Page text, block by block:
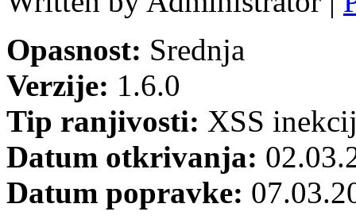
Opasnost: Srednja
Verzije: 1.6.0
Tip ranjivosti: XSS
Datum otkrivanja:
Datum popravke: